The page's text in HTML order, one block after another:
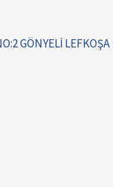
GÖNYELİ LEFKOŞA